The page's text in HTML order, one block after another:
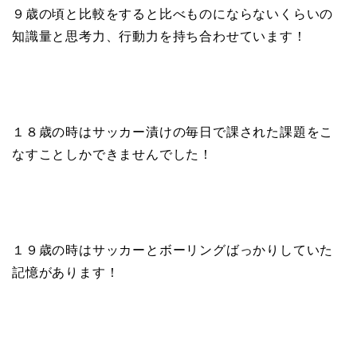
９歳の頃と比較をすると比べものにならないくらいの
知識量と思考力、行動力を持ち合わせています！
１８歳の時はサッカー漬けの毎日で課された課題をこ
なすことしかできませんでした！
１９歳の時はサッカーとボーリングばっかりしていた
記憶があります！